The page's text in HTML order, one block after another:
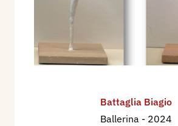
Battaglia Biagio
Ballerina - 2024